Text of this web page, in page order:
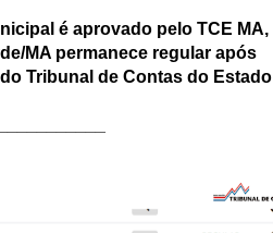
é aprovado pelo TCE MA,
MA permanece regular após
Tribunal de Contas do Estado